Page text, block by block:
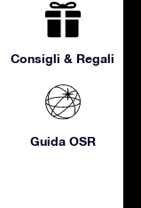
Consigli & Regali
Guida OSR